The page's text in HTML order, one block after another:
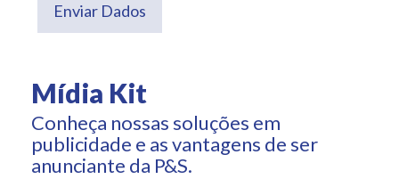
Enviar Dados
Mídia Kit
Conheça nossas soluções em
publicidade e as vantagens de ser
anunciante da P&S.